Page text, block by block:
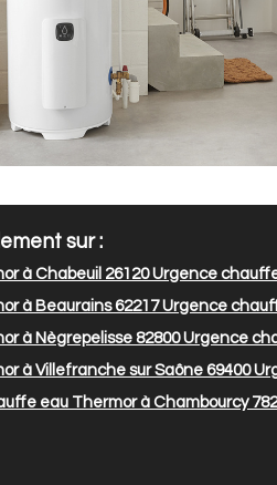
sur :
à Chabeuil 26120Urgence
à Beaurains 62217Urgence
à Nègrepelisse 82800Urgence
à Villefranche sur Saône 69400
eau Thermor à Chambourcy